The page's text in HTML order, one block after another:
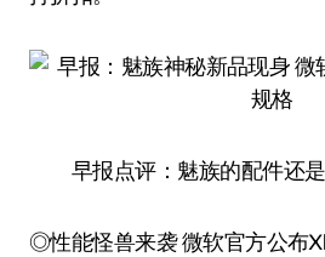
早报点评：魅族的配件还是
◎性能怪兽来袭 微软官方公布